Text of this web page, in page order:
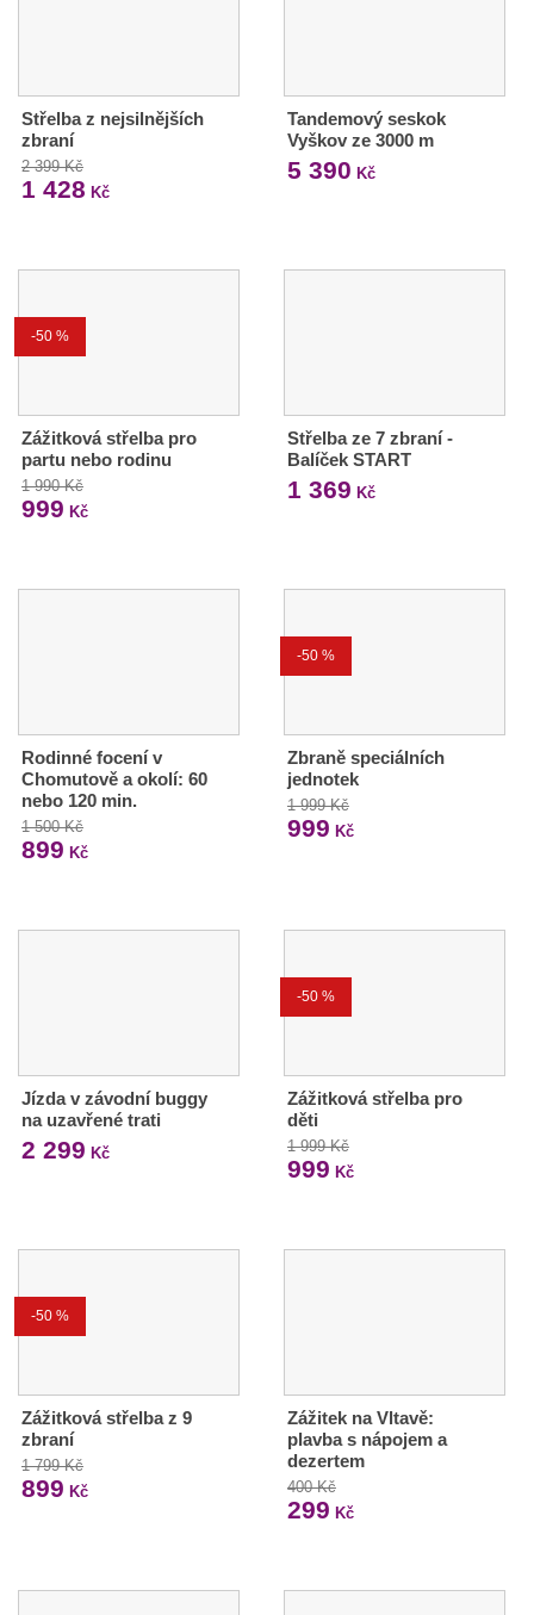
Střelba z nejsilnějších
zbraní
2 399 Kč
1 428 Kč
Tandemový seskok
Vyškov ze 3000 m
5 390 Kč
-50 %
Zážitková střelba pro
partu nebo rodinu
1 990 Kč
999 Kč
Střelba ze 7 zbraní -
Balíček START
1 369 Kč
Rodinné focení v
Chomutově a okolí: 60
nebo 120 min.
1 500 Kč
899 Kč
-50 %
Zbraně speciálních
jednotek
1 999 Kč
999 Kč
Jízda v závodní buggy
na uzavřené trati
2 299 Kč
-50 %
Zážitková střelba pro
děti
1 999 Kč
999 Kč
-50 %
Zážitková střelba z 9
zbraní
1 799 Kč
899 Kč
Zážitek na Vltavě:
plavba s nápojem a
dezertem
400 Kč
299 Kč